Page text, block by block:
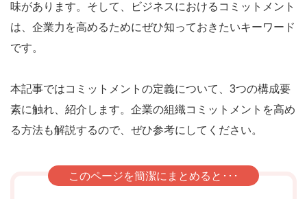
味があります。そして、ビジネスにおけるコミットメント
は、企業力を高めるためにぜひ知っておきたいキーワード
です。
本記事ではコミットメントの定義について、3つの構成要
素に触れ、紹介します。企業の組織コミットメントを高め
る方法も解説するので、ぜひ参考にしてください。
このページを簡潔にまとめると･･･